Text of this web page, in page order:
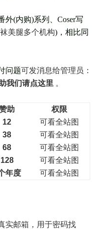
外(内购)系列、Coser写
美腿多个机构)，相比同
问题可发消息给管理员：
我们请点这里 。
助
权限
12
可看全站图
38
可看全站图
68
可看全站图
128
可看全站图
年度 可看全站图
实邮箱，用于密码找